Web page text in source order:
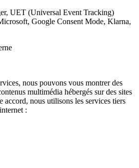
UET (Universal Event Tracking)
Google Consent Mode, Klarna,
nous pouvons vous montrer des
multimédia hébergés sur des sites
accord, nous utilisons les services tiers
: